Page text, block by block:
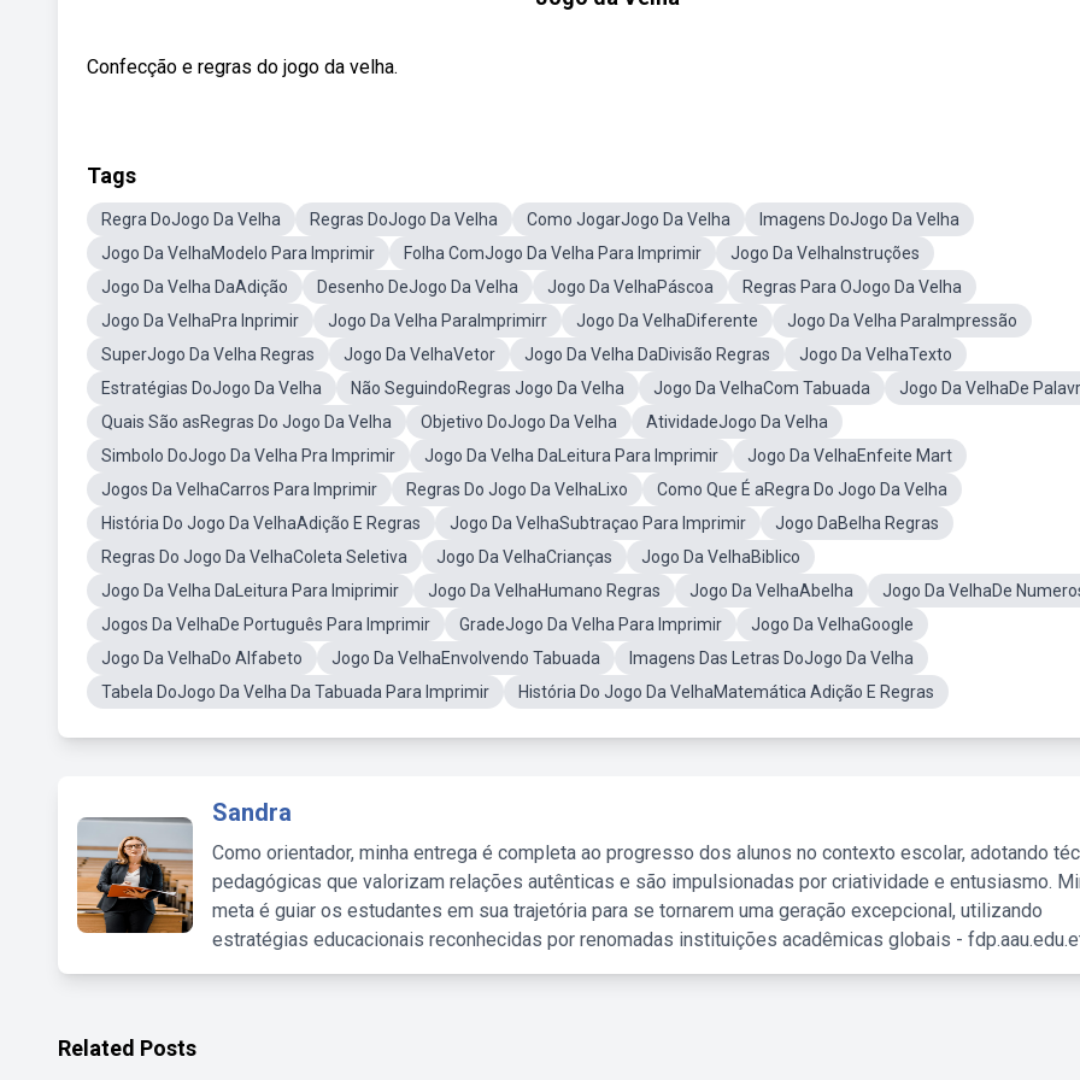
Confecção e regras do jogo da velha.
Tags
Regra DoJogo Da Velha Regras DoJogo Da Velha Como JogarJogo Da Velha
Imagens DoJogo Da Velha
Jogo Da VelhaModelo Para Imprimir
Folha ComJogo Da Velha Para Imprimir
Jogo Da VelhaInstruções
Jogo Da Velha DaAdição
Desenho DeJogo Da Velha Jogo Da VelhaPáscoa
Regras Para OJogo Da Velha
Jogo Da VelhaPra Inprimir
Jogo Da Velha ParaImprimirr Jogo Da VelhaDiferente
Jogo Da Velha ParaImpressão
SuperJogo Da Velha Regras
Jogo Da VelhaVetor Jogo Da Velha DaDivisão Regras
Jogo Da VelhaTexto
Estratégias DoJogo Da Velha
Não SeguindoRegras Jogo Da Velha Jogo Da VelhaCom Tabuada
Jogo Da VelhaDe
Quais São asRegras Do Jogo Da Velha
Objetivo DoJogo Da Velha
AtividadeJogo Da Velha
Simbolo DoJogo Da Velha Pra Imprimir
Jogo Da Velha DaLeitura Para Imprimir
Jogo Da VelhaEnfeite Mart
Jogos Da VelhaCarros Para Imprimir
Regras Do Jogo Da VelhaLixo
Como Que É aRegra Do Jogo Da Velha
História Do Jogo Da VelhaAdição E Regras
Jogo Da VelhaSubtraçao Para Imprimir
Jogo DaBelha Regras
Regras Do Jogo Da VelhaColeta Seletiva
Jogo Da VelhaCrianças
Jogo Da VelhaBiblico
Jogo Da Velha DaLeitura Para Imiprimir
Jogo Da VelhaHumano Regras Jogo Da VelhaAbelha
Jogo Da VelhaDe
Jogos Da VelhaDe Português Para Imprimir
GradeJogo Da Velha Para Imprimir
Jogo Da VelhaGoogle
Jogo Da VelhaDo Alfabeto
Jogo Da VelhaEnvolvendo Tabuada
Imagens Das Letras DoJogo Da Velha
Tabela DoJogo Da Velha Da Tabuada Para Imprimir
História Do Jogo Da VelhaMatemática Adição E Regras
Sandra
Como orientador, minha entrega é completa ao progresso dos alunos no contexto escolar, adotando
pedagógicas que valorizam relações autênticas e são impulsionadas por criatividade e entusiasmo.
meta é guiar os estudantes em sua trajetória para se tornarem uma geração excepcional, utilizando
estratégias educacionais reconhecidas por renomadas instituições acadêmicas globais -
Related Posts